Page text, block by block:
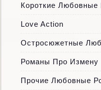
Короткие Любовные
Love Action
Остросюжетные
Романы Про Измену
Прочие Любовные